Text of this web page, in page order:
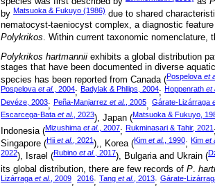
by Matsuoka & Fukuyo (1986) due to shared
nematocyst-taeniocyst complex, a diagnostic
Polykrikos . Within current taxonomic
Polykrikos hartmannii exhibits a global distribution
stages that have been documented in diverse
species has been reported from Canada (Pospelova et
Pospelova et al., 2004; Badylak & Phllips, 2004; Hoppenrath et
Devéze, 2003; Peña-Manjarrez et al. , 2005, Gárate-Lizárraga
Escarcega-Bata et al., 2023), Japan (Matsuoka & Fukuyo,
Indonesia (Mizushima et al. , 2007; Rukminasari & Tahir, 2021 ;
Singapore (Hii et al. , 2021),, Korea (Kim et al. , 1990; Kim et
2022), Israel (Rubino et al., 2017), Bulgaria and Ukrain (
its global distribution, there are few records of P.
Lizárraga et al. , 2009, 2016; Tang et al. , 2013; Gárate-